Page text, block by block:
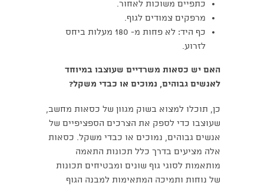
כתפיים משוכות לאחור.
מרפקים צמודים לגוף.
כף היד: לא פחות מ- 180 מעלות ביחס
לזרוע.
האם יש כסאות משרדיים שעוצבו במיוחד
לאנשים גבוהים, נמוכים או כבדי משקל?
כן, תוכלו למצוא בשוק מגוון של כסאות מחשב,
שעוצבו כדי לספק את הצרכים הספציפיים של
אנשים גבוהים, נמוכים או כבדי משקל. כסאות
אלה מציעים בדרך כלל תכונות התאמה
מותאמות לסוגי גוף שונים ומבטיחים תכונות
של נוחות ותמיכה המתאימות למבנה הגוף